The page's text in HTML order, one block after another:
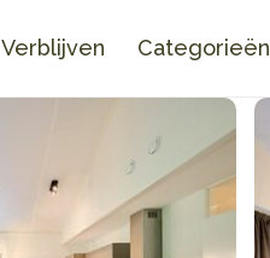
Verblijven Categorieën